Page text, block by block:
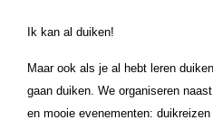
Ik kan al duiken!
Maar ook als je al hebt leren
gaan duiken. We organiseren
en mooie evenementen: